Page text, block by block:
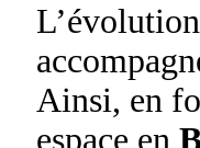
Ainsi, en
espace en